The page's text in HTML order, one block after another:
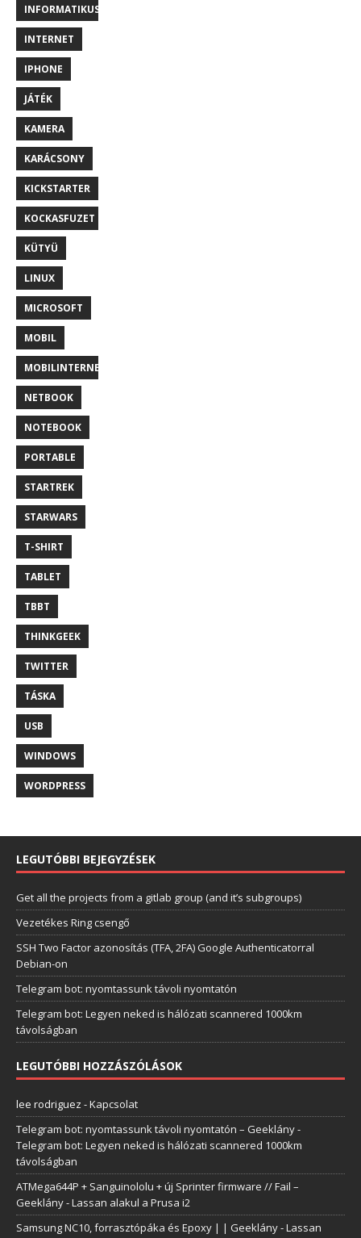
INFORMATIKUS
INTERNET
IPHONE
JÁTÉK
KAMERA
KARÁCSONY
KICKSTARTER
KOCKASFUZET
KÜTYÜ
LINUX
MICROSOFT
MOBIL
MOBILINTERNET
NETBOOK
NOTEBOOK
PORTABLE
STARTREK
STARWARS
T-SHIRT
TABLET
TBBT
THINKGEEK
TWITTER
TÁSKA
USB
WINDOWS
WORDPRESS
LEGUTÓBBI BEJEGYZÉSEK
Get all the projects from a gitlab group (and it’s subgroups)
Vezetékes Ring csengő
SSH Two Factor azonosítás (TFA, 2FA) Google Authenticatorral
Debian-on
Telegram bot: nyomtassunk távoli nyomtatón
Telegram bot: Legyen neked is hálózati scannered 1000km
távolságban
LEGUTÓBBI HOZZÁSZÓLÁSOK
lee rodriguez -Kapcsolat
Telegram bot: nyomtassunk távoli nyomtatón – Geeklány-
Telegram bot: Legyen neked is hálózati scannered 1000km
távolságban
ATMega644P + Sanguinololu + új Sprinter firmware // Fail –
Geeklány-Lassan alakul a Prusa i2
Samsung NC10, forrasztópáka és Epoxy | | Geeklány-Lassan